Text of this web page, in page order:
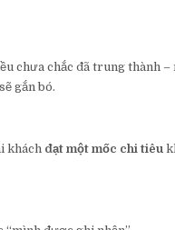
chưa chắc đã trung thành –
gắn bó.
khách đạt một mốc chi tiêu